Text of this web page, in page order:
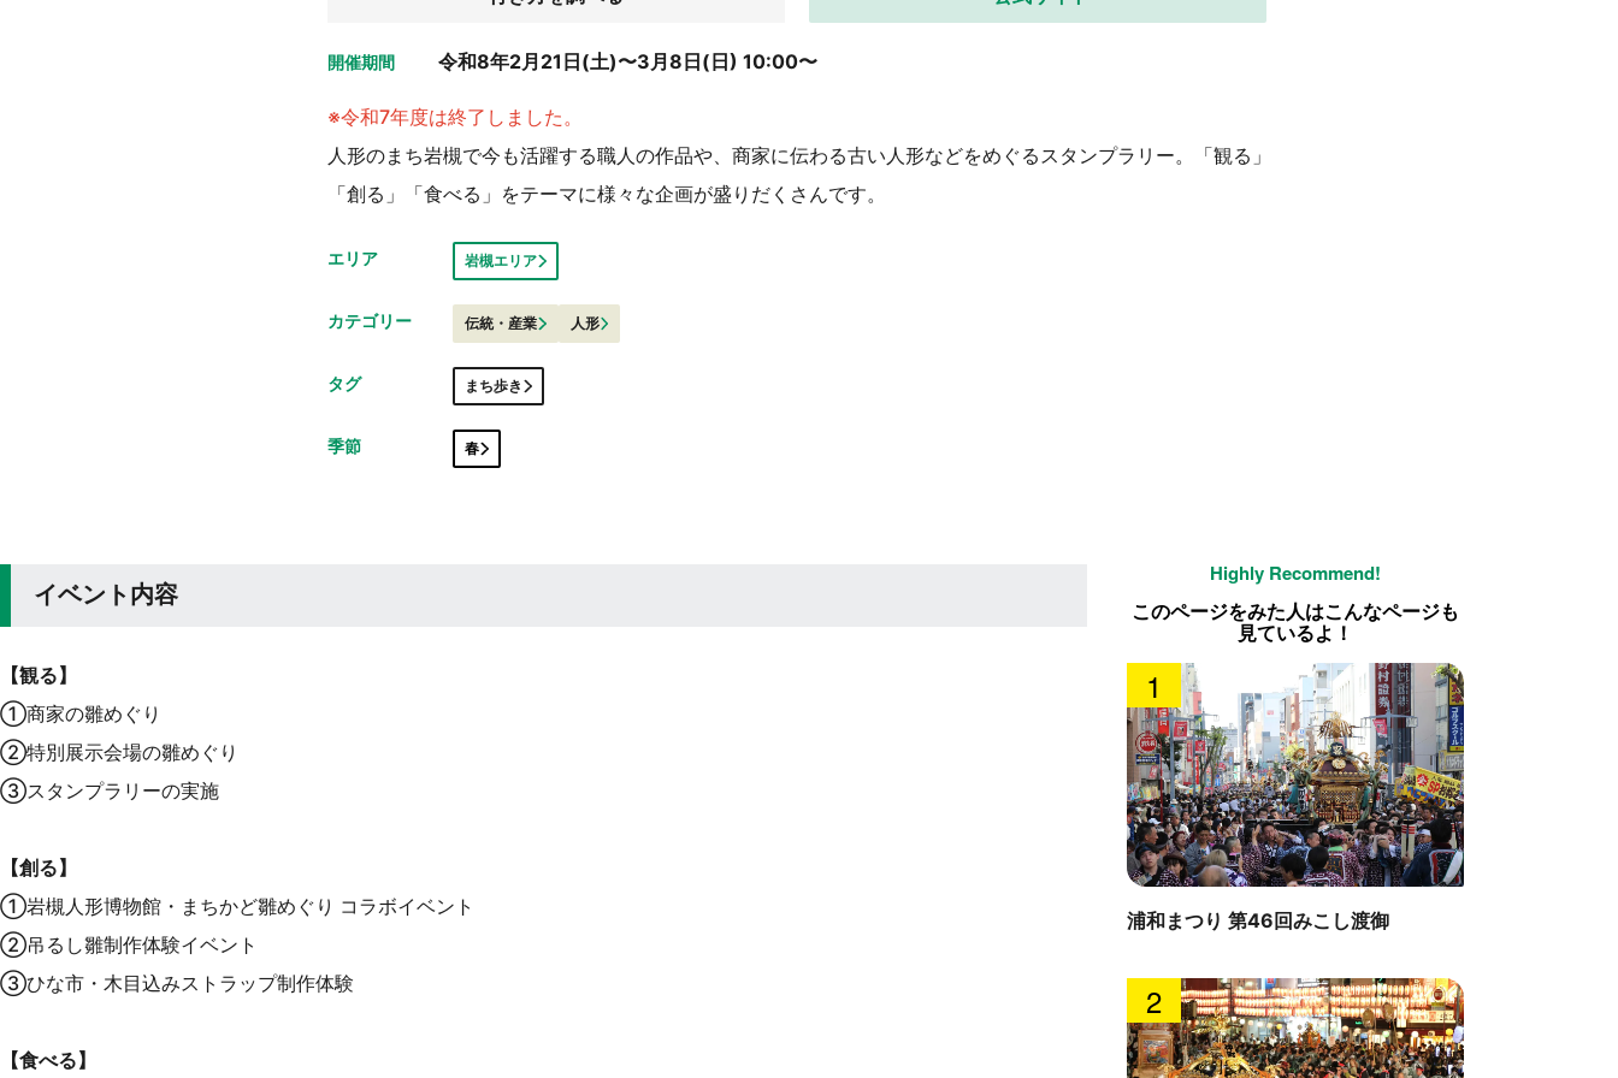
開催期間 令和8年2月21日(土)〜3月8日(日) 10:00〜
※令和7年度は終了しました。
人形のまち岩槻で今も活躍する職人の作品や、商家に伝わる古い人形などをめぐるスタンプラリー。「観る」
「創る」「食べる」をテーマに様々な企画が盛りだくさんです。
エリア 岩槻エリア
カテゴリー 伝統・産業 人形
タグ まち歩き
季節 春
イベント内容
【観る】
①商家の雛めぐり
②特別展示会場の雛めぐり
③スタンプラリーの実施
【創る】
①岩槻人形博物館・まちかど雛めぐり コラボイベント
②吊るし雛制作体験イベント
③ひな市・木目込みストラップ制作体験
【食べる】
このページをみた人はこんなページも
見ているよ！
浦和まつり 第46回みこし渡御
1
2